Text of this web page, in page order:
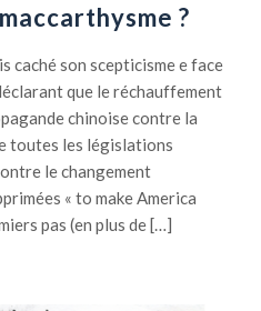
?
caché son scepticisme e face
que le réchauffement
chinoise contre la
toutes les législations
le changement
« to make America
pas (en plus de […]